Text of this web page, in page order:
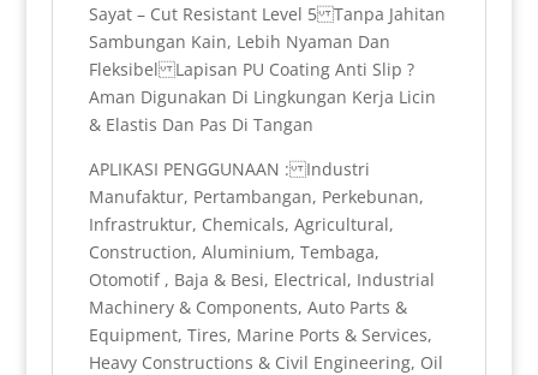
Sayat – Cut Resistant Level 5 Tanpa Jahitan
Sambungan Kain, Lebih Nyaman Dan
Fleksibel Lapisan PU Coating Anti Slip ?
Aman Digunakan Di Lingkungan Kerja Licin
& Elastis Dan Pas Di Tangan
APLIKASI PENGGUNAAN : Industri
Manufaktur, Pertambangan, Perkebunan,
Infrastruktur, Chemicals, Agricultural,
Construction, Aluminium, Tembaga,
Otomotif , Baja & Besi, Electrical, Industrial
Machinery & Components, Auto Parts &
Equipment, Tires, Marine Ports & Services,
Heavy Constructions & Civil Engineering, Oil